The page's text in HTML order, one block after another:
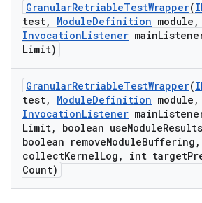
GranularRetriableTestWrapper(
test, ModuleDefinition module ,
InvocationListener main
Limit)
GranularRetriableTestWrapper(
test, ModuleDefinition module ,
InvocationListener main
Limit, boolean useModuleResults
boolean removeModuleBuffering ,
collectKernelLog , int target
Count)